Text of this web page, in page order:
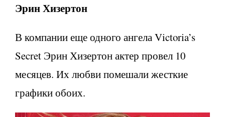
Эрин Хизертон
В компании еще одного ангела Victoria’s
Secret Эрин Хизертон актер провел 10
месяцев. Их любви помешали жесткие
графики обоих.